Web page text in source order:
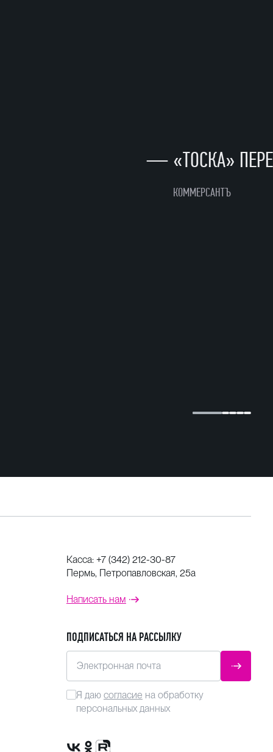
— «ТОСКА»
КОММЕРСАНТЪ
Касса: +7 (342) 212-30-87
Пермь, Петропавловская, 25а
Написать нам
ПОДПИСАТЬСЯ НА РАССЫЛКУ
Электронная почта
Я даю согласие на обработку
персональных данных